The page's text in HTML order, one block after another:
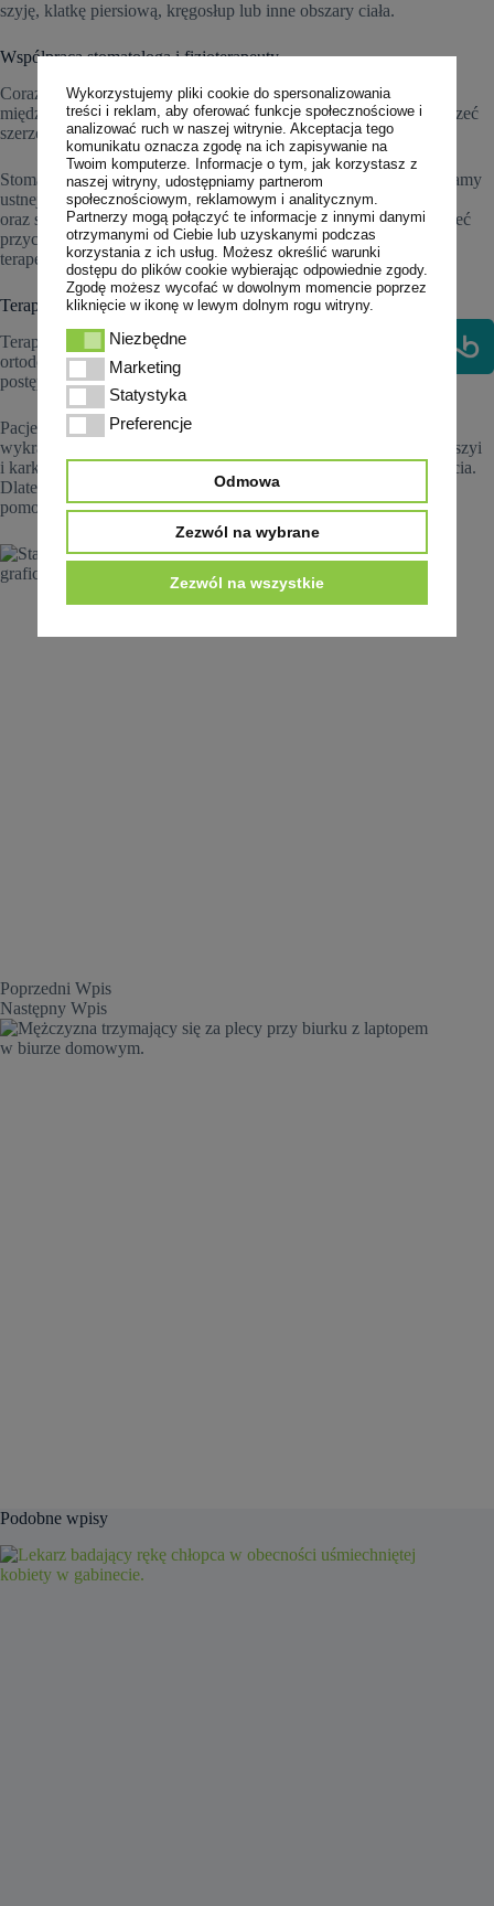
Wykorzystujemy pliki cookie do spersonalizowania
treści i reklam, aby oferować funkcje społecznościowe i
analizować ruch w naszej witrynie. Akceptacja tego
komunikatu oznacza zgodę na ich zapisywanie na
Twoim komputerze. Informacje o tym, jak korzystasz z
naszej witryny, udostępniamy partnerom
społecznościowym, reklamowym i analitycznym.
Partnerzy mogą połączyć te informacje z innymi danymi
otrzymanymi od Ciebie lub uzyskanymi podczas
korzystania z ich usług. Możesz określić warunki
dostępu do plików cookie wybierając odpowiednie zgody.
Zgodę możesz wycofać w dowolnym momencie poprzez
kliknięcie w ikonę w lewym dolnym rogu witryny.
NiezbędneNiezbędne
MarketingMarketing
StatystykaStatystyka
PreferencjePreferencje
Odmowa
Zezwól na wybrane
Zezwól na wszystkie
szyję, klatkę piersiową, kręgosłup lub inne obszary ciała.
Współpraca stomatologa i fizjoterapeuty
Coraz więcej specjalistów zwraca uwagę na potrzebęwspółpracy
między stomatologią a fizjoterapią. Takie podejście pozwala spojrzeć
szerzej na dolegliwości pacjenta.
Stomatolog koncentruje się na leczeniu zębów, zgryzu i struktur jamy
ustnej. Fizjoterapeuta pracuje z napięciami mięśni,powięzi
oraz stawów. Połączenie tych działań może pomóc lepiej zrozumieć
przyczynę objawów i dobrać odpowiednie postępowanie
terapeutyczne.
Terapia craniosacralna jako element opieki nad pacjentem
Terapia craniosacralna nie zastępuje leczenia stomatologicznego ani
ortodontycznego. W wielu przypadkach stanowi jedynie uzupełnienie
postępowania terapeutycznego.
Pacjenci stomatologiczni coraz częściej zgłaszają objawy
wykraczające poza samą jamę ustną. Napięcia w obrębie twarzy, szyi
i karku mogą wpływać na komfort życia oraz funkcję narządu żucia.
Dlatego podejście uwzględniające pracę z całym ciałem bywa
pomocne w procesie leczenia.
Poprzedni Wpis
Następny Wpis
Podobne wpisy